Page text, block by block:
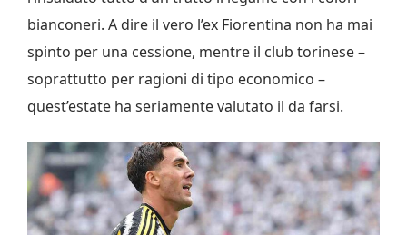
bianconeri. A dire il vero l’ex Fiorentina non ha mai
spinto per una cessione, mentre il club torinese –
soprattutto per ragioni di tipo economico –
quest’estate ha seriamente valutato il da farsi.